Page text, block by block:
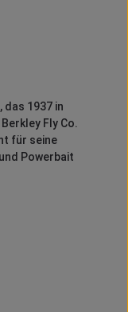
1937 in
Berkley FlyCo.
für seine
Powerbait